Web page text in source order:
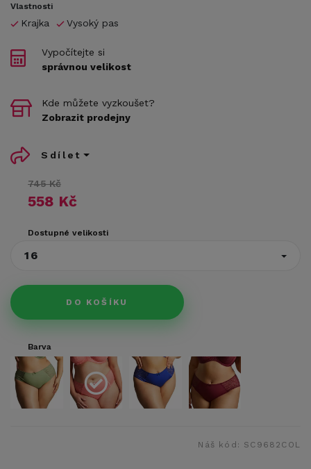
Vlastnosti
Krajka Vysoký pas
745 Kč
558 Kč
Dostupné velikosti
16
DO KOŠÍKU
Vypočítejte si
správnou velikost
Kde můžete vyzkoušet?
Zobrazit prodejny
Sdílet
Barva
Náš kód: SC9682COL